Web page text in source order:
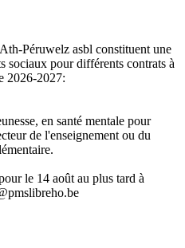
Péruwelz asbl constituent une
sociaux pour différents contrats à
2026-2027:
en santé mentale pour
de l'enseignement ou du
le 14 août au plus tard à
data ©OpenStreetMap